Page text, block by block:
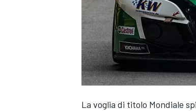
La voglia di titolo Mondiale